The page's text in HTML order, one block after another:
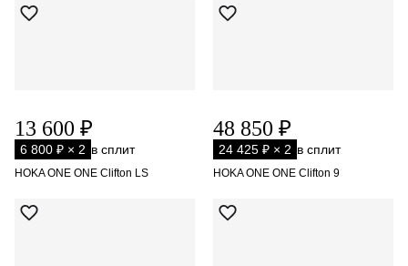
13 600 ₽
6 800 ₽ × 2 в сплит
HOKA ONE ONE Clifton LS
48 850 ₽
24 425 ₽ × 2 в сплит
HOKA ONE ONE Clifton 9